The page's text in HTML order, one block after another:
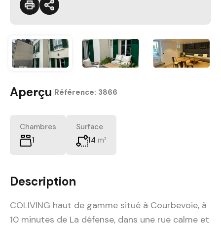
Aperçu Référence: 3866
Chambres
1
Surface
14 m²
Description
COLIVING haut de gamme situé à Courbevoie, à
10 minutes de La défense, dans une rue calme et